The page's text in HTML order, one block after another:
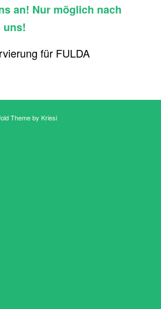
an! Nur möglich nach
uns!
für FULDA
Theme by Kriesi